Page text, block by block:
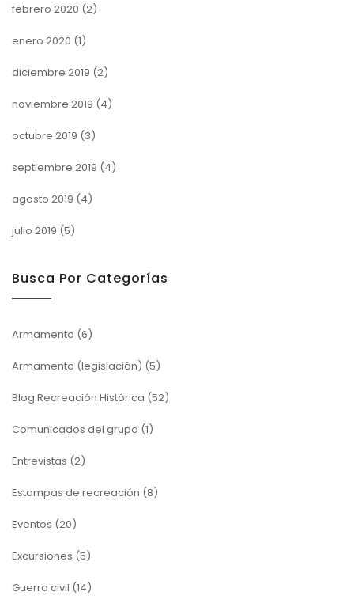
febrero 2020 (2)
enero 2020 (1)
diciembre 2019 (2)
noviembre 2019 (4)
octubre 2019 (3)
septiembre 2019 (4)
agosto 2019 (4)
julio 2019 (5)
Busca Por Categorías
Armamento (6)
Armamento (legislación) (5)
Blog Recreación Histórica (52)
Comunicados del grupo (1)
Entrevistas (2)
Estampas de recreación (8)
Eventos (20)
Excursiones (5)
Guerra civil (14)